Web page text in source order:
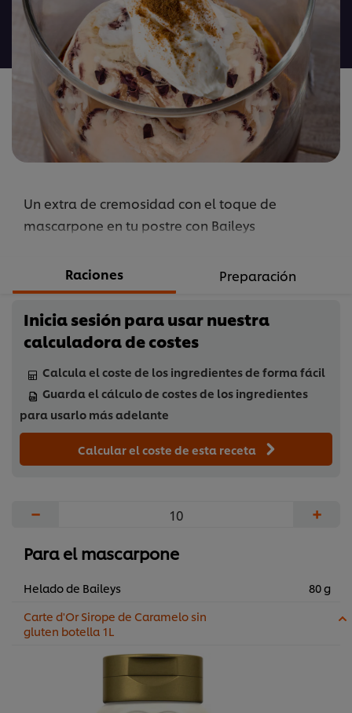
calificaciones
para
este
recipe
Un extra de cremosidad con el toque de
mascarpone en tu postre con Baileys
Raciones Preparación
Inicia sesión para usar nuestra
calculadora de costes
Calcula el coste de los ingredientes de forma fácil
Guarda el cálculo de costes de los ingredientes
para usarlo más adelante
Calcular el coste de esta receta
− +
Para el mascarpone
Helado de Baileys
80 g
Carte d'Or Sirope de Caramelo sin
gluten botella 1L